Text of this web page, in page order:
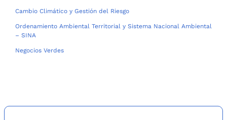
Cambio Climático y Gestión del Riesgo
Ordenamiento Ambiental Territorial y Sistema Nacional Ambiental
– SINA
Negocios Verdes